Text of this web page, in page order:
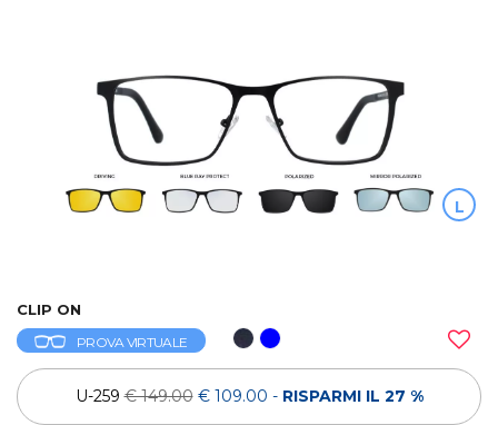
L
CLIP ON
PROVA VIRTUALE
U-259€ 149.00 € 109.00 - RISPARMI IL 27 %